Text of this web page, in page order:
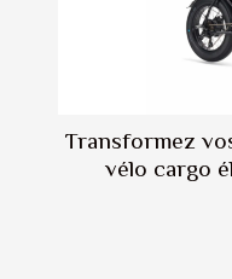
Transformez
vélo cargo